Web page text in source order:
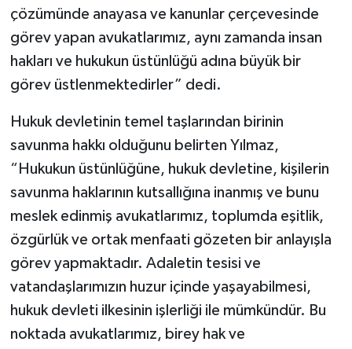
çözümünde anayasa ve kanunlar çerçevesinde
görev yapan avukatlarımız, aynı zamanda insan
hakları ve hukukun üstünlüğü adına büyük bir
görev üstlenmektedirler” dedi.
Hukuk devletinin temel taşlarından birinin
savunma hakkı olduğunu belirten Yılmaz,
“Hukukun üstünlüğüne, hukuk devletine, kişilerin
savunma haklarının kutsallığına inanmış ve bunu
meslek edinmiş avukatlarımız, toplumda eşitlik,
özgürlük ve ortak menfaati gözeten bir anlayışla
görev yapmaktadır. Adaletin tesisi ve
vatandaşlarımızın huzur içinde yaşayabilmesi,
hukuk devleti ilkesinin işlerliği ile mümkündür. Bu
noktada avukatlarımız, birey hak ve